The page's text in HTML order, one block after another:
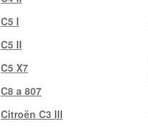
C5 I
C5 II
C5 X7
C8 a 807
Citroën C3 III